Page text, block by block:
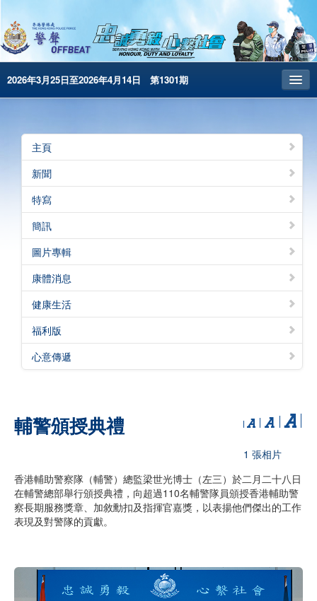
2026年3月25日至2026年4月14日 第1301期
昔日警聲
警務處主頁
简体版
English
電子書版
警聲特刊
主頁
新聞
特寫
簡訊
圖片專輯
康體消息
健康生活
福利版
心意傳遞
輔警頒授典禮
1 張相片
香港輔助警察隊（輔警）總監梁世光博士（左三）於二月二十八日
在輔警總部舉行頒授典禮，向超過110名輔警隊員頒授香港輔助警
察長期服務獎章、加敘勳扣及指揮官嘉獎，以表揚他們傑出的工作
表現及對警隊的貢獻。